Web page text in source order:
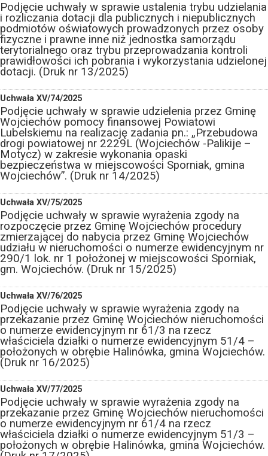
Podjęcie uchwały w sprawie ustalenia trybu udzielania
i rozliczania dotacji dla publicznych i niepublicznych
podmiotów oświatowych prowadzonych przez osoby
fizyczne i prawne inne niż jednostka samorządu
terytorialnego oraz trybu przeprowadzania kontroli
prawidłowości ich pobrania i wykorzystania udzielonej
dotacji. (Druk nr 13/2025)
Uchwała XV/74/2025
Podjęcie uchwały w sprawie udzielenia przez Gminę
Wojciechów pomocy finansowej Powiatowi
Lubelskiemu na realizację zadania pn.: „Przebudowa
drogi powiatowej nr 2229L (Wojciechów -Palikije –
Motycz) w zakresie wykonania opaski
bezpieczeństwa w miejscowości Sporniak, gmina
Wojciechów”. (Druk nr 14/2025)
Uchwała XV/75/2025
Podjęcie uchwały w sprawie wyrażenia zgody na
rozpoczęcie przez Gminę Wojciechów procedury
zmierzającej do nabycia przez Gminę Wojciechów
udziału w nieruchomości o numerze ewidencyjnym nr
290/1 lok. nr 1 położonej w miejscowości Sporniak,
gm. Wojciechów. (Druk nr 15/2025)
Uchwała XV/76/2025
Podjęcie uchwały w sprawie wyrażenia zgody na
przekazanie przez Gminę Wojciechów nieruchomości
o numerze ewidencyjnym nr 61/3 na rzecz
właściciela działki o numerze ewidencyjnym 51/4 –
położonych w obrębie Halinówka, gmina Wojciechów.
(Druk nr 16/2025)
Uchwała XV/77/2025
Podjęcie uchwały w sprawie wyrażenia zgody na
przekazanie przez Gminę Wojciechów nieruchomości
o numerze ewidencyjnym nr 61/4 na rzecz
właściciela działki o numerze ewidencyjnym 51/3 –
położonych w obrębie Halinówka, gmina Wojciechów.